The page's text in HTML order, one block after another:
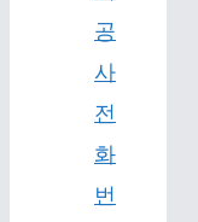
공
사
전
화
번